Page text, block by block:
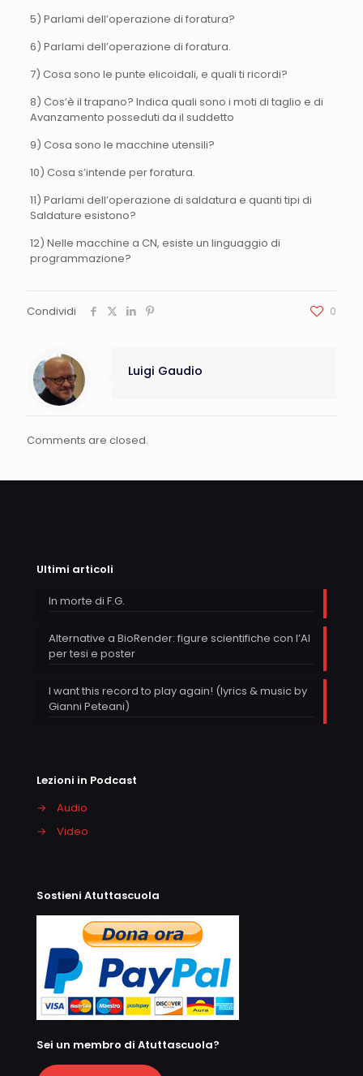
5) Parlami dell’operazione di foratura?
6) Parlami dell’operazione di foratura.
7) Cosa sono le punte elicoidali, e quali ti ricordi?
8) Cos’è il trapano? Indica quali sono i moti di taglio e di
Avanzamento posseduti da il suddetto
9) Cosa sono le macchine utensili?
10) Cosa s’intende per foratura.
11) Parlami dell’operazione di saldatura e quanti tipi di
Saldature esistono?
12) Nelle macchine a CN, esiste un linguaggio di
programmazione?
Condividi 0
Luigi Gaudio
Comments are closed.
Ultimi articoli
In morte di F.G.
Alternative a BioRender: figure scientifiche con l’AI
per tesi e poster
I want this record to play again! (lyrics & music by
Gianni Peteani)
Lezioni in Podcast
→
Audio
→
Video
Sostieni Atuttascuola
Sei un membro di Atuttascuola?